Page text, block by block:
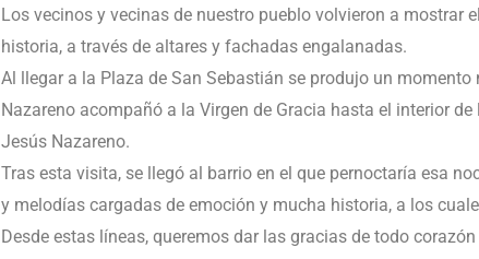
Los vecinos y vecinas de nuestro pueblo volvieron a mostrar
historia, a través de altares y fachadas engalanadas.
Al llegar a la Plaza de San Sebastián se produjo un
Nazareno acompañó a la Virgen de Gracia hasta el interior
Jesús Nazareno.
Tras esta visita, se llegó al barrio en el que pernoctaría esa
y melodías cargadas de emoción y mucha historia, a los
Desde estas líneas, queremos dar las gracias de todo